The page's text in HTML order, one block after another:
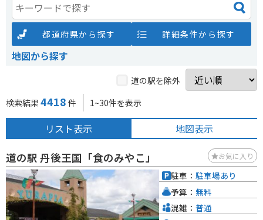
都道府県から探す 詳細条件から探す
地図から探す
道の駅を除外
検索結果 4418 件 1~30件を表示
リスト表示 地図表示
道の駅 丹後王国「食のみやこ」 お気に入り
駐車： 駐車場あり
予算： 無料
混雑： 普通